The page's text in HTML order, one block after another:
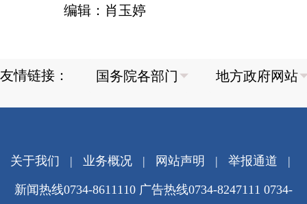
编辑：肖玉婷
友情链接：
关于我们 | 业务概况| 网站声明 | 举报通道 |
新闻热线0734-8611110 广告热线0734-8247111 0734-